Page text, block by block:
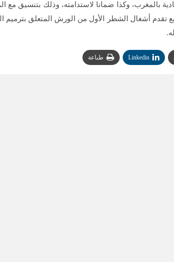
بالمغرب، وكذا ضمانا لاستدامته، وذلك بتنسيق
تقدم أشغال الشطر الأول من الورش المتعلق بترميم
Linkedin طباعة